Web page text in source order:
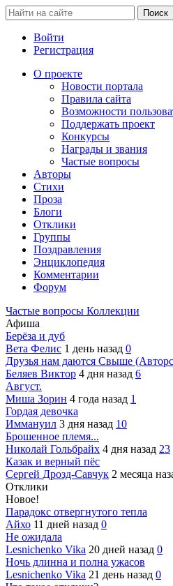
Войти
Регистрация
О проекте
Новости портала
Правила сайта
Возможности
Поддержать проект
Конкурсы
Награды и звания
Частые вопросы
Авторы
Стихи
Проза
Блоги
Отклики
Группы
Поздравления
Энциклопедия
Комментарии
Форум
Частые вопросы Коллекции
Афиша
Берёза и дуб
Вета Фелис 1 день назад 0
Друзья нам даются Свыше
Беляев Виктор 4 дня назад 6
Август.
Миша Зорин 4 года назад 1
Гордая девочка
Иммануил 3 дня назад 10
Брошенное племя...
Николай Гольбрайх 4 дня назад 23
Казак и верный пёс
Сергей Дрозд-Савчук 2 месяца
Отклики
Новое!
Парадокс отвергнутого тепла
Айхо 11 дней назад 0
Не ожидала
Lesnichenko Vika 20 дней назад 0
Ночь длинна и полна ужасов
Lesnichenko Vika 21 день назад 0